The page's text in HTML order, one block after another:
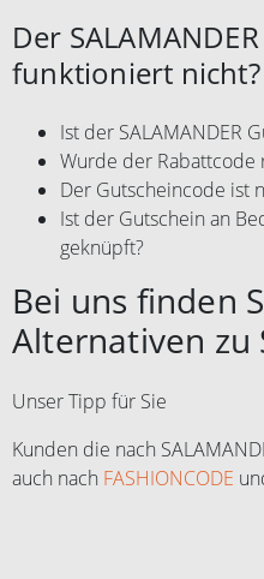
Der
funktioniert nicht?
Ist der SALAMANDER
Wurde der Rabattcode
Der Gutscheincode ist
Ist der Gutschein an
geknüpft?
Bei uns finden
Alternativen zu
Unser Tipp für Sie
Kunden die nach
auch nach FASHIONCODE